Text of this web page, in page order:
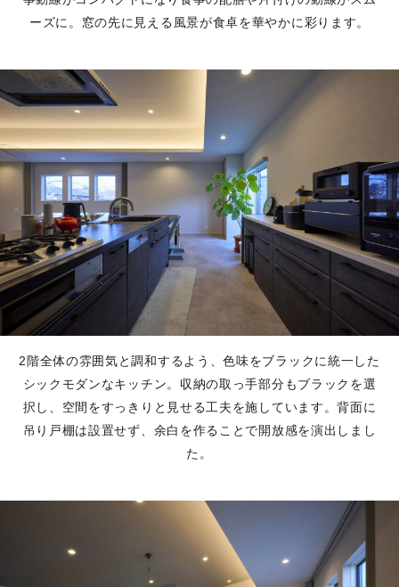
ーズに。窓の先に見える風景が食卓を華やかに彩ります。
2階全体の雰囲気と調和するよう、色味をブラックに統一した
シックモダンなキッチン。収納の取っ手部分もブラックを選
択し、空間をすっきりと見せる工夫を施しています。背面に
吊り戸棚は設置せず、余白を作ることで開放感を演出しまし
た。